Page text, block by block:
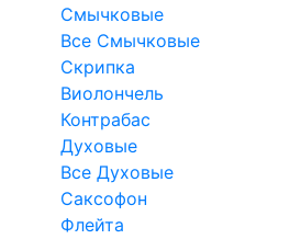
Смычковые
Все Смычковые
Скрипка
Виолончель
Контрабас
Духовые
Все Духовые
Саксофон
Флейта